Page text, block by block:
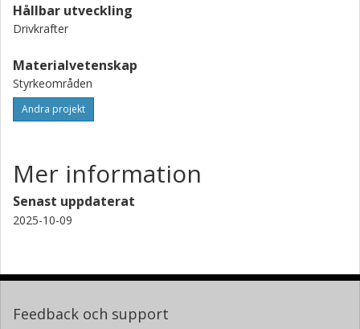
Hållbar utveckling
Drivkrafter
Materialvetenskap
Styrkeområden
Andra projekt
Mer information
Senast uppdaterat
2025-10-09
Feedback och support